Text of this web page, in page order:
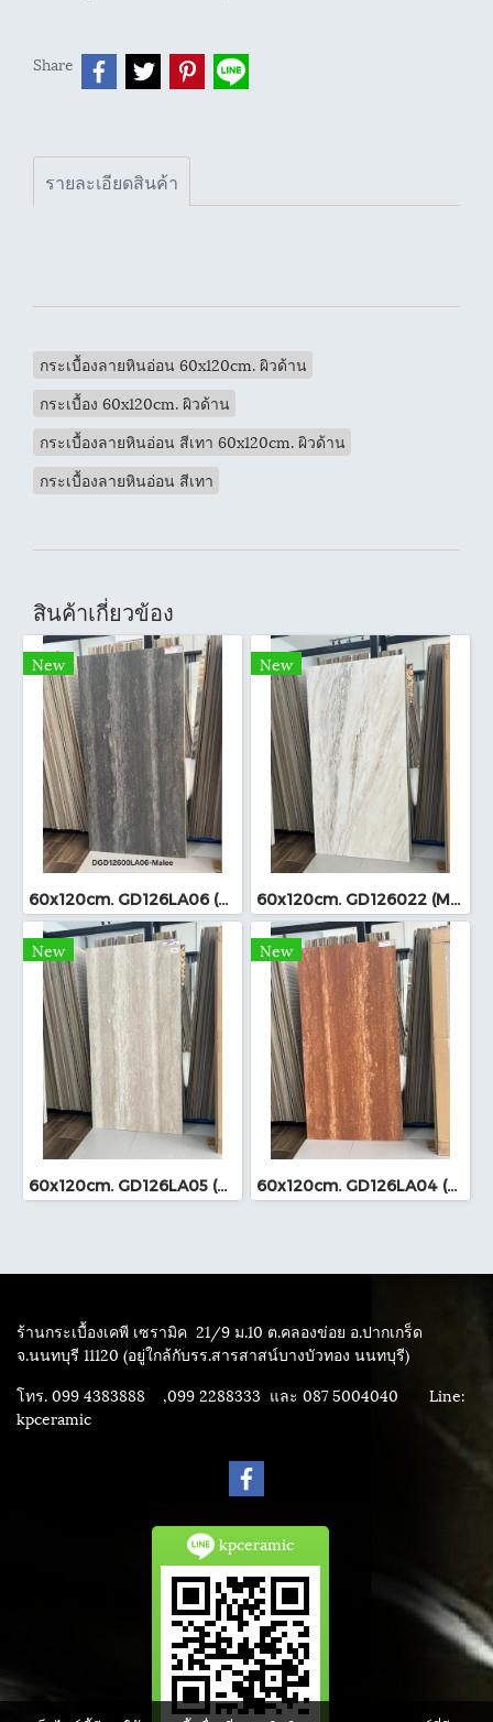
Share
รายละเอียดสินค้า
กระเบื้องลายหินอ่อน 60x120cm. ผิวด้าน
กระเบื้อง 60x120cm. ผิวด้าน
กระเบื้องลายหินอ่อน สีเทา 60x120cm. ผิวด้าน
กระเบื้องลายหินอ่อน สีเทา
สินค้าเกี่ยวข้อง
New
60x120cm. GD126LA06 (MO)
New
60x120cm. GD126022 (MO)
New
60x120cm. GD126LA05 (MO)
New
60x120cm. GD126LA04 (MO)
ร้านกระเบื้องเคพี เซรามิค 21/9 ม.10 ต.คลองข่อย อ.ปากเกร็ด
จ.นนทบุรี 11120 (อยู่ใกล้กับรร.สารสาสน์บางบัวทอง นนทบุรี)
โทร. 099 4383888 ,099 2288333 และ 087 5004040 Line:
kpceramic
kpceramic